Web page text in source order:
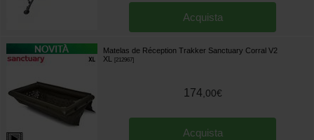
Acquista
Matelas de Réception Trakker Sanctuary Corral V2
XL
212967]
174 00€
Acquista